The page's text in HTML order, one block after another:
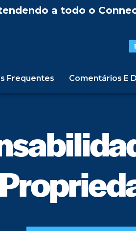
a todo o
Frequentes Comentários E